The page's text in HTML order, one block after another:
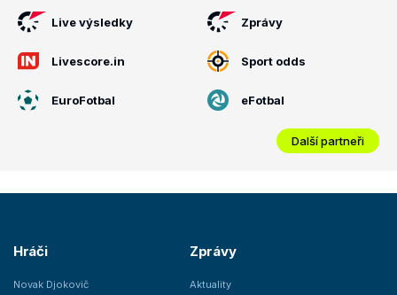
Live výsledky Zprávy
Livescore.in Sport odds
EuroFotbal eFotbal
Další partneři
Hráči
Novak Djokovič
Zprávy
Aktuality